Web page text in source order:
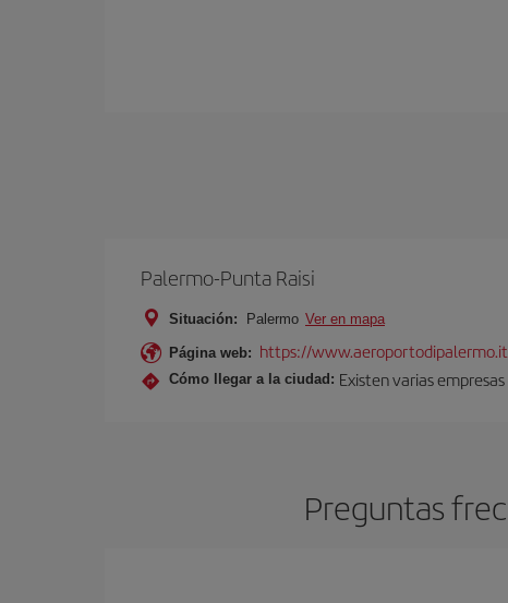
Palermo-Punta Raisi
Situación: Palermo Ver en mapa
Página web: https://
Cómo llegar a la ciudad: Existen varias
Preguntas